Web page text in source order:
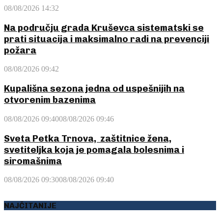
08/08/2026 14:32
Na području grada Kruševca sistematski se
prati situacija i maksimalno radi na prevenciji
požara
08/08/2026 09:42
Kupališna sezona jedna od uspešnijih na
otvorenim bazenima
08/08/2026 09:4008/08/2026 09:46
Sveta Petka Trnova, zaštitnice žena,
svetiteljka koja je pomagala bolesnima i
siromašnima
08/08/2026 09:3008/08/2026 09:40
NAJČITANIJE